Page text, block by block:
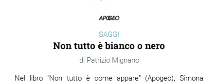
SAGGI
Non tutto è bianco o nero
Patrizio Mignano
Nel libro "Non tutto è come appare" (Apogeo), Simona